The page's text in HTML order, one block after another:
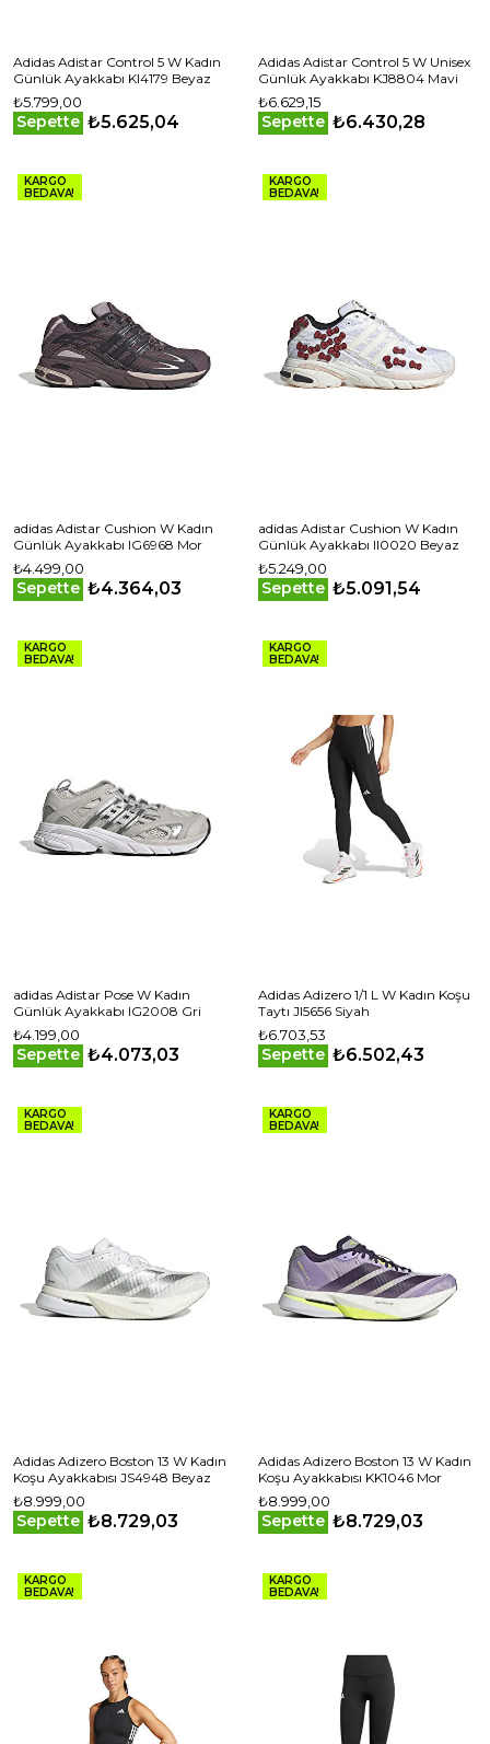
Adidas Adistar Control 5 W Kadın
Günlük Ayakkabı KI4179 Beyaz
₺5.799,00
Sepette ₺5.625,04
Adidas Adistar Control 5 W Unisex
Günlük Ayakkabı KJ8804 Mavi
₺6.629,15
Sepette ₺6.430,28
KARGO
BEDAVA!
adidas Adistar Cushion W Kadın
Günlük Ayakkabı IG6968 Mor
₺4.499,00
Sepette ₺4.364,03
KARGO
BEDAVA!
adidas Adistar Cushion W Kadın
Günlük Ayakkabı II0020 Beyaz
₺5.249,00
Sepette ₺5.091,54
KARGO
BEDAVA!
adidas Adistar Pose W Kadın
Günlük Ayakkabı IG2008 Gri
₺4.199,00
Sepette ₺4.073,03
KARGO
BEDAVA!
Adidas Adizero 1/1 L W Kadın Koşu
Taytı JI5656 Siyah
₺6.703,53
Sepette ₺6.502,43
KARGO
BEDAVA!
Adidas Adizero Boston 13 W Kadın
Koşu Ayakkabısı JS4948 Beyaz
₺8.999,00
Sepette ₺8.729,03
KARGO
BEDAVA!
Adidas Adizero Boston 13 W Kadın
Koşu Ayakkabısı KK1046 Mor
₺8.999,00
Sepette ₺8.729,03
KARGO
BEDAVA!
KARGO
BEDAVA!